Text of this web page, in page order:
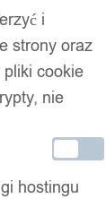
i
strony oraz
cookie
nie
hostingu